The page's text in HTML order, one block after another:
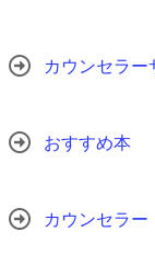
カウンセラー
おすすめ本
カウンセラー